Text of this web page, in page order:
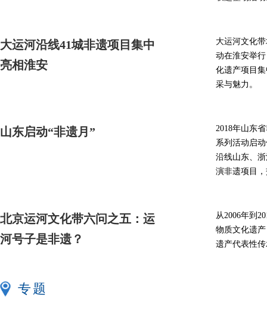
大运河沿线41城非遗项目集中
亮相淮安
大运河文化
动在淮安举
化遗产项目
采与魅力。
山东启动“非遗月”
2018年山东
系列活动启
沿线山东、
演非遗项目
北京运河文化带六问之五：运
河号子是非遗？
从2006年到
物质文化遗
遗产代表性
专题